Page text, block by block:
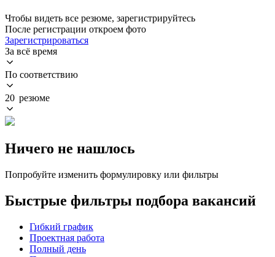
Чтобы видеть все резюме, зарегистрируйтесь
После регистрации откроем фото
Зарегистрироваться
За всё время
По соответствию
20 резюме
Ничего не нашлось
Попробуйте изменить формулировку или фильтры
Быстрые фильтры подбора вакансий
Гибкий график
Проектная работа
Полный день